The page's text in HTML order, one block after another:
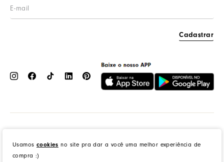
Usamos cookies no site pra dar a você uma melhor experiência de
compra :)
Cadastrar